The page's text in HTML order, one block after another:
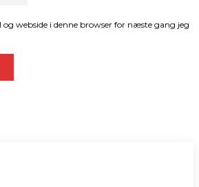
webside i denne browser for næste gang jeg